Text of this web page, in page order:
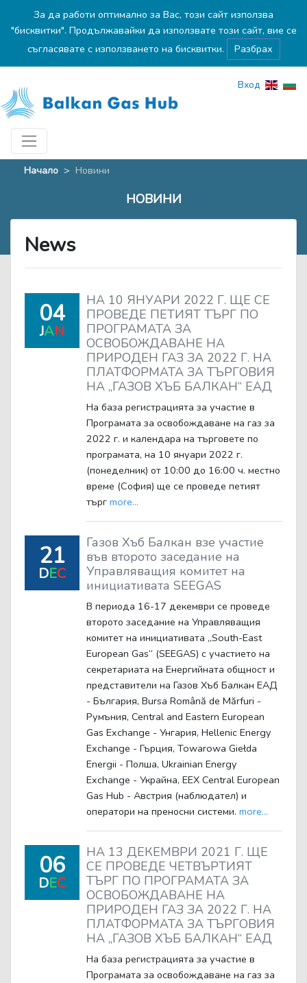
За да работи оптимално за Вас, този сайт използва
"бисквитки". Продължавайки да използвате този сайт, вие се
съгласявате с използването на бисквитки.
Разбрах
Вход
Начало > Новини
НОВИНИ
News
04
JAN
НА 10 ЯНУАРИ 2022 Г. ЩЕ СЕ
ПРОВЕДЕ ПЕТИЯТ ТЪРГ ПО
ПРОГРАМАТА ЗА
ОСВОБОЖДАВАНЕ НА
ПРИРОДЕН ГАЗ ЗА 2022 Г. НА
ПЛАТФОРМАТА ЗА ТЪРГОВИЯ
НА „ГАЗОВ ХЪБ БАЛКАН“ ЕАД
На база регистрацията за участие в
Програмата за освобождаване на газ за
2022 г. и календара на търговете по
програмата, на 10 януари 2022 г.
(понеделник) от 10:00 до 16:00 ч. местно
време (София) ще се проведе петият
търг more...
21
DEC
Газов Хъб Балкан взе участие
във второто заседание на
Управляващия комитет на
инициативата SEEGAS
В периода 16-17 декември се проведе
второто заседание на Управляващия
комитет на инициативата „South-East
European Gas“ (SEEGAS) с участието на
секретариата на Енергийната общност и
представители на Газов Хъб Балкан ЕАД
- България, Bursa Română de Mărfuri -
Румъния, Central and Eastern European
Gas Exchange - Унгария, Hellenic Energy
Exchange - Гърция, Towarowa Giełda
Energii - Полша, Ukrainian Energy
Exchange - Украйна, EEX Central European
Gas Hub - Австрия (наблюдател) и
оператори на преносни системи. more...
06
DEC
НА 13 ДЕКЕМВРИ 2021 Г. ЩЕ
СЕ ПРОВЕДЕ ЧЕТВЪРТИЯТ
ТЪРГ ПО ПРОГРАМАТА ЗА
ОСВОБОЖДАВАНЕ НА
ПРИРОДЕН ГАЗ ЗА 2022 Г. НА
ПЛАТФОРМАТА ЗА ТЪРГОВИЯ
НА „ГАЗОВ ХЪБ БАЛКАН“ ЕАД
На база регистрацията за участие в
Програмата за освобождаване на газ за